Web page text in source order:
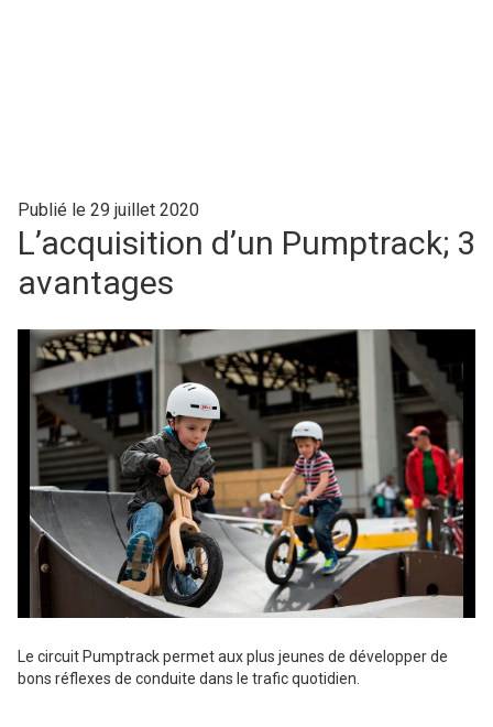
Publié le 29 juillet 2020
L’acquisition d’un Pumptrack; 3
avantages
Le circuit Pumptrack permet aux plus jeunes de développer de
bons réflexes de conduite dans le trafic quotidien.